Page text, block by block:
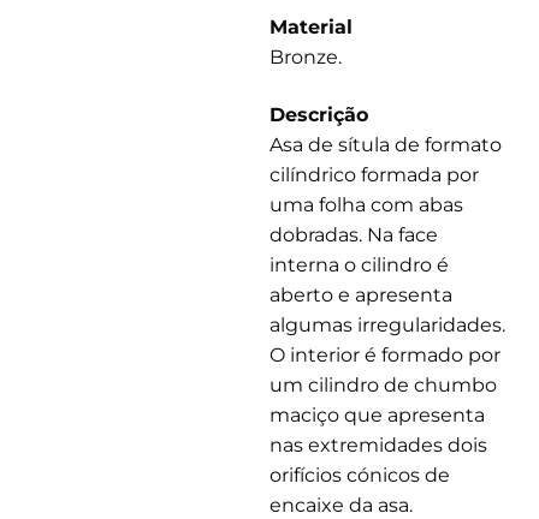
Material
Bronze.
Descrição
Asa de sítula de formato
cilíndrico formada por
uma folha com abas
dobradas. Na face
interna o cilindro é
aberto e apresenta
algumas irregularidades.
O interior é formado por
um cilindro de chumbo
maciço que apresenta
nas extremidades dois
orifícios cónicos de
encaixe da asa.